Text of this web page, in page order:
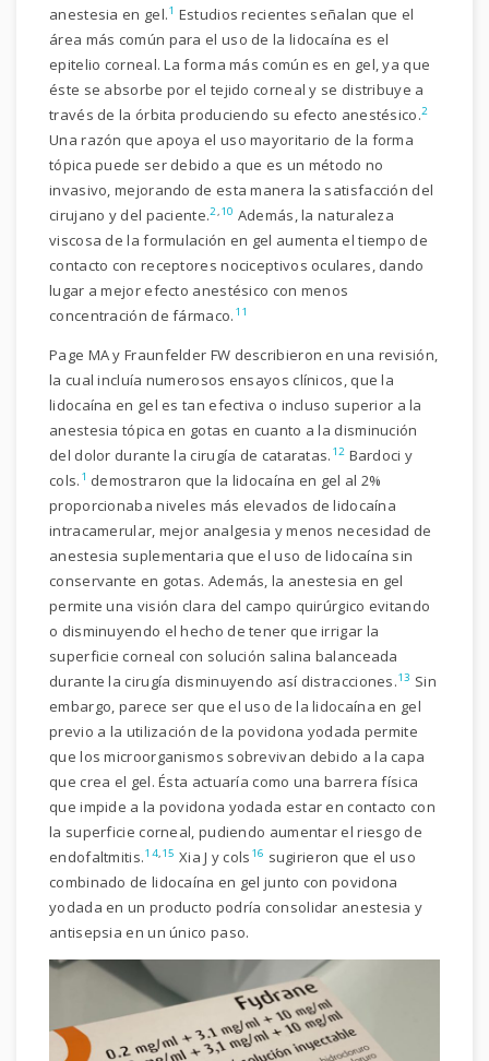
anestesia en gel.1 Estudios recientes señalan que el
área más común para el uso de la lidocaína es el
epitelio corneal. La forma más común es en gel, ya que
éste se absorbe por el tejido corneal y se distribuye a
través de la órbita produciendo su efecto anestésico.2
Una razón que apoya el uso mayoritario de la forma
tópica puede ser debido a que es un método no
invasivo, mejorando de esta manera la satisfacción del
cirujano y del paciente.2,10 Además, la naturaleza
viscosa de la formulación en gel aumenta el tiempo de
contacto con receptores nociceptivos oculares, dando
lugar a mejor efecto anestésico con menos
concentración de fármaco. 11
Page MA y Fraunfelder FW describieron en una revisión,
la cual incluía numerosos ensayos clínicos, que la
lidocaína en gel es tan efectiva o incluso superior a la
anestesia tópica en gotas en cuanto a la disminución
del dolor durante la cirugía de cataratas. 12 Bardoci y
cols. 1 demostraron que la lidocaína en gel al 2%
proporcionaba niveles más elevados de lidocaína
intracamerular, mejor analgesia y menos necesidad de
anestesia suplementaria que el uso de lidocaína sin
conservante en gotas. Además, la anestesia en gel
permite una visión clara del campo quirúrgico evitando
o disminuyendo el hecho de tener que irrigar la
superficie corneal con solución salina balanceada
durante la cirugía disminuyendo así distracciones.13 Sin
embargo, parece ser que el uso de la lidocaína en gel
previo a la utilización de la povidona yodada permite
que los microorganismos sobrevivan debido a la capa
que crea el gel. Ésta actuaría como una barrera física
que impide a la povidona yodada estar en contacto con
la superficie corneal, pudiendo aumentar el riesgo de
endofaltmitis.14,15 Xia J y cols 16 sugirieron que el uso
combinado de lidocaína en gel junto con povidona
yodada en un producto podría consolidar anestesia y
antisepsia en un único paso.